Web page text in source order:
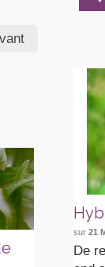
sur21
De